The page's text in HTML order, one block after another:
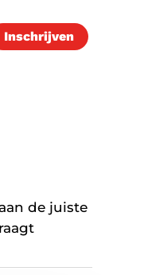
Inschrijven
de juiste